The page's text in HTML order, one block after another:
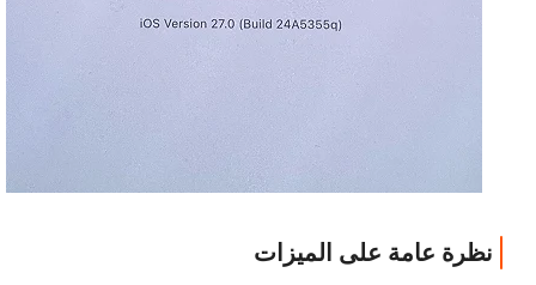
نظرة عامة على الميزات